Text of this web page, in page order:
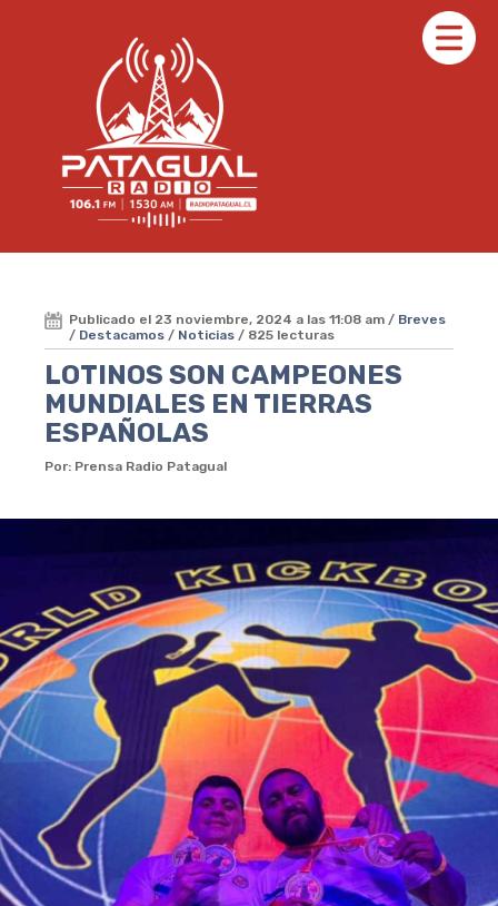
Publicado el 23 noviembre, 2024 a las 11:08 am / Breves
/ Destacamos / Noticias / 825 lecturas
LOTINOS SON CAMPEONES
MUNDIALES EN TIERRAS
ESPAÑOLAS
Por: Prensa Radio Patagual